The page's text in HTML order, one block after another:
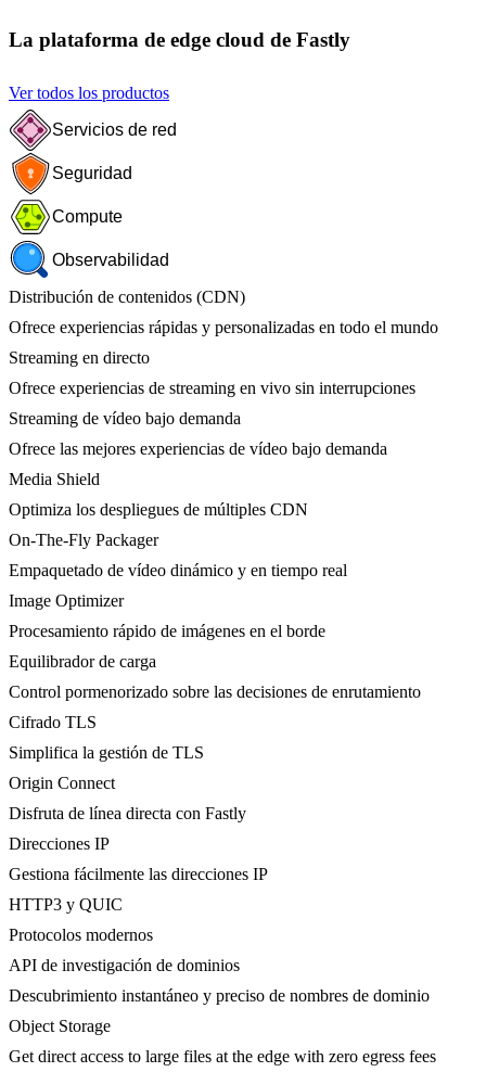
La plataforma de edge cloud de Fastly
Ver todos los productos
Servicios de red
Seguridad
Compute
Observabilidad
Distribución de contenidos (CDN)
Ofrece experiencias rápidas y personalizadas en todo el mundo
Streaming en directo
Ofrece experiencias de streaming en vivo sin interrupciones
Streaming de vídeo bajo demanda
Ofrece las mejores experiencias de vídeo bajo demanda
Media Shield
Optimiza los despliegues de múltiples CDN
On-The-Fly Packager
Empaquetado de vídeo dinámico y en tiempo real
Image Optimizer
Procesamiento rápido de imágenes en el borde
Equilibrador de carga
Control pormenorizado sobre las decisiones de enrutamiento
Cifrado TLS
Simplifica la gestión de TLS
Origin Connect
Disfruta de línea directa con Fastly
Direcciones IP
Gestiona fácilmente las direcciones IP
HTTP3 y QUIC
Protocolos modernos
API de investigación de dominios
Descubrimiento instantáneo y preciso de nombres de dominio
Object Storage
Get direct access to large files at the edge with zero egress fees